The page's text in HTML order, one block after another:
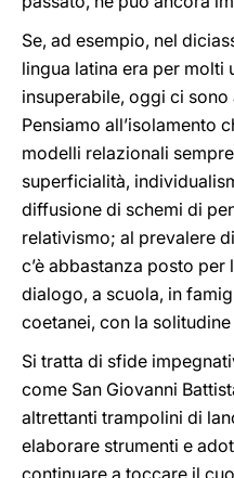
Se, ad esempio, nel
lingua latina era per molti
insuperabile, oggi ci
Pensiamo all’isolamento
modelli relazionali
superficialità,
diffusione di schemi di
relativismo; al prevalere
c’è abbastanza posto per
dialogo, a scuola, in
coetanei, con la
Si tratta di sfide
come San Giovanni
altrettanti trampolini di
elaborare strumenti e
continuare a toccare il